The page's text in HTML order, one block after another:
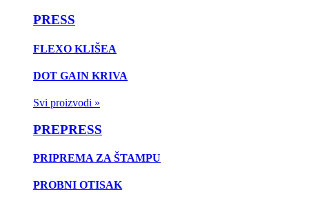
PRESS
FLEXO KLIŠEA
DOT GAIN KRIVA
Svi proizvodi »
PREPRESS
PRIPREMA ZA ŠTAMPU
PROBNI OTISAK